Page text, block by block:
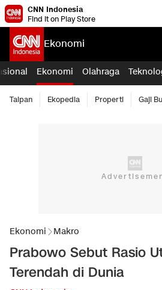
CNN Indonesia
Find it on Play Store
Ekonomi
Ekonomi Olahraga
Taipan Ekopedia Properti Gaji
Ekonomi Makro
Prabowo Sebut Rasio
Terendah di Dunia